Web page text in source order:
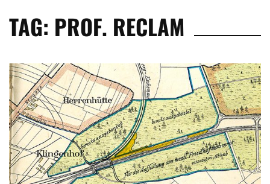
TAG: PROF. RECLAM